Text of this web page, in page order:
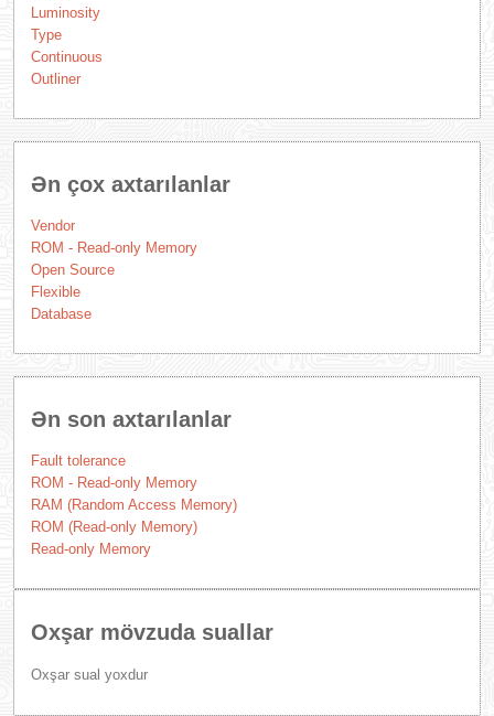
Luminosity
Type
Continuous
Outliner
Ən çox axtarılanlar
Vendor
ROM - Read-only Memory
Open Source
Flexible
Database
Ən son axtarılanlar
Fault tolerance
ROM - Read-only Memory
RAM (Random Access Memory)
ROM (Read-only Memory)
Read-only Memory
Oxşar mövzuda suallar
Oxşar sual yoxdur